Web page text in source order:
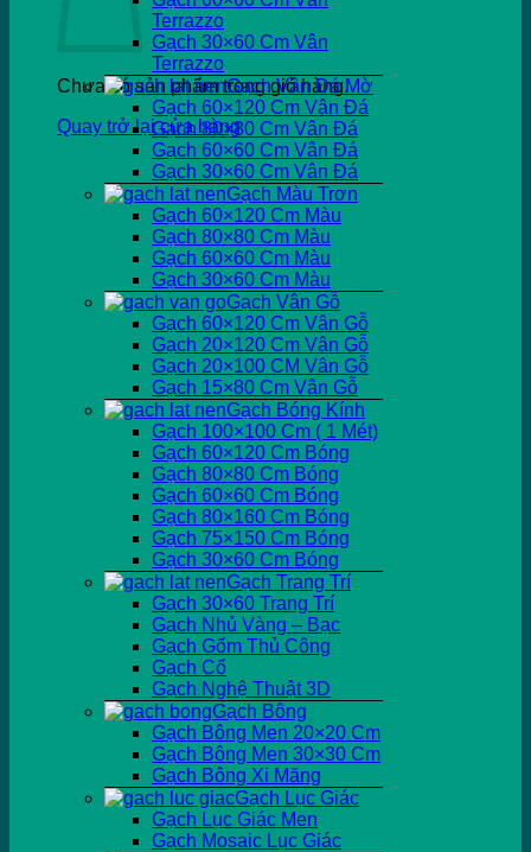
Chưa có sản phẩm trong giỏ hàng.
Quay trở lại cửa hàng
Terrazzo
Gạch 30×60 Cm Vân
Terrazzo
Gạch Vân Đá Mờ
Gạch 60×120 Cm Vân Đá
Gạch 80×80 Cm Vân Đá
Gạch 60×60 Cm Vân Đá
Gạch 30×60 Cm Vân Đá
Gạch Màu Trơn
Gạch 60×120 Cm Màu
Gạch 80×80 Cm Màu
Gạch 60×60 Cm Màu
Gạch 30×60 Cm Màu
Gạch Vân Gỗ
Gạch 60×120 Cm Vân Gỗ
Gạch 20×120 Cm Vân Gỗ
Gạch 20×100 CM Vân Gỗ
Gạch 15×80 Cm Vân Gỗ
Gạch Bóng Kính
Gạch 100×100 Cm ( 1 Mét)
Gạch 60×120 Cm Bóng
Gạch 80×80 Cm Bóng
Gạch 60×60 Cm Bóng
Gạch 80×160 Cm Bóng
Gạch 75×150 Cm Bóng
Gạch 30×60 Cm Bóng
Gạch Trang Trí
Gạch 30×60 Trang Trí
Gạch Nhủ Vàng – Bạc
Gạch Gốm Thủ Công
Gạch Cổ
Gạch Nghệ Thuật 3D
Gạch Bông
Gạch Bông Men 20×20 Cm
Gạch Bông Men 30×30 Cm
Gạch Bông Xi Măng
Gạch Lục Giác
Gạch Lục Giác Men
Gạch Mosaic Lục Giác